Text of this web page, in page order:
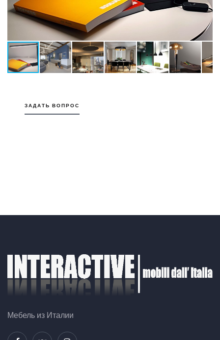
ЗАДАТЬ ВОПРОС
Мебель из Италии